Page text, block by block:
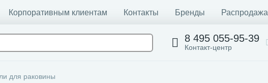
Корпоративным клиентам Контакты Бренды Распродажа
8 495 055-95-39
Контакт-центр
для раковины